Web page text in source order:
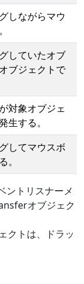
しながらマウ
していたオブ
ブジェクトで
対象オブジェ
生する。
してマウスボ
。
ントリスナーメ
オブジェク
クトは、ドラッ